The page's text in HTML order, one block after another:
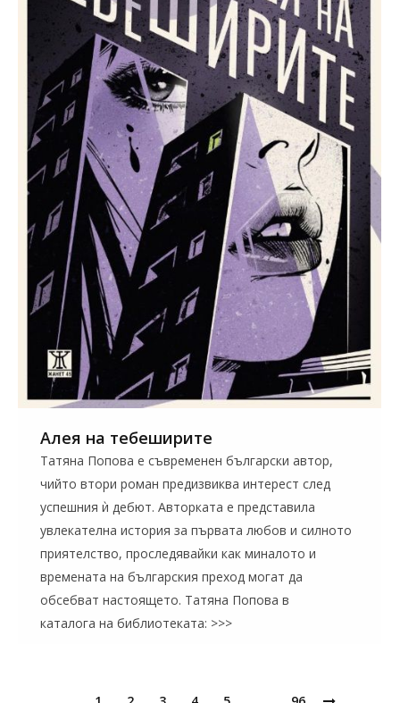
Алея на тебеширите
Татяна Попова е съвременен български автор,
чийто втори роман предизвиква интерест след
успешния ѝ дебют. Авторката е представила
увлекателна история за първата любов и силното
приятелство, проследявайки как миналото и
времената на българския преход могат да
обсебват настоящето. Татяна Попова в
каталога на библиотеката: >>>